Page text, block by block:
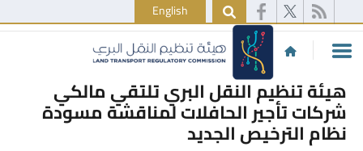
English
هيئة تنظيم النقل البري تلتقي مالكي
شركات تأجير الحافلات لمناقشة مسودة
نظام الترخيص الجديد